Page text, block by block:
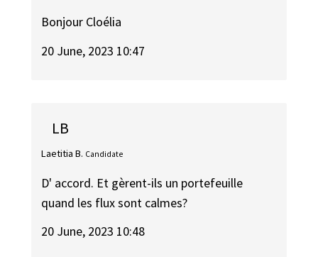
Bonjour Cloélia
20 June, 2023 10:47
LB
Laetitia B. Candidate
D' accord. Et gèrent-ils un portefeuille
quand les flux sont calmes?
20 June, 2023 10:48